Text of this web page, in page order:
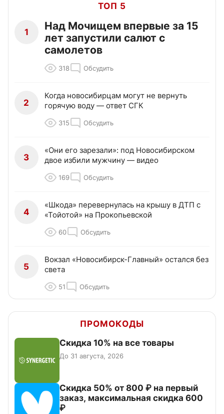
ТОП 5
1
Над Мочищем впервые за 15
лет запустили салют с
самолетов
318 Обсудить
2
Когда новосибирцам могут не вернуть
горячую воду — ответ СГК
315 Обсудить
3
«Они его зарезали»: под Новосибирском
двое избили мужчину — видео
169 Обсудить
4
«Шкода» перевернулась на крышу в ДТП с
«Тойотой» на Прокопьевской
60 Обсудить
5
Вокзал «Новосибирск-Главный» остался без
света
51 Обсудить
ПРОМОКОДЫ
Скидка 10% на все товары
До 31 августа, 2026
Скидка 50% от 800 ₽ на первый
заказ, максимальная скидка 600
₽